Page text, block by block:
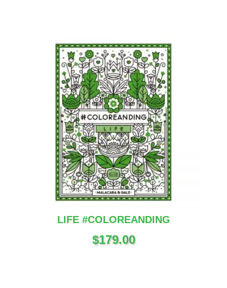
LIFE #COLOREANDING
$179.00